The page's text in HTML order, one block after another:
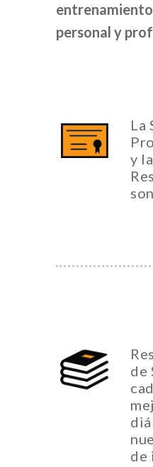
entrenamiento
personal y
La
y la
de
de